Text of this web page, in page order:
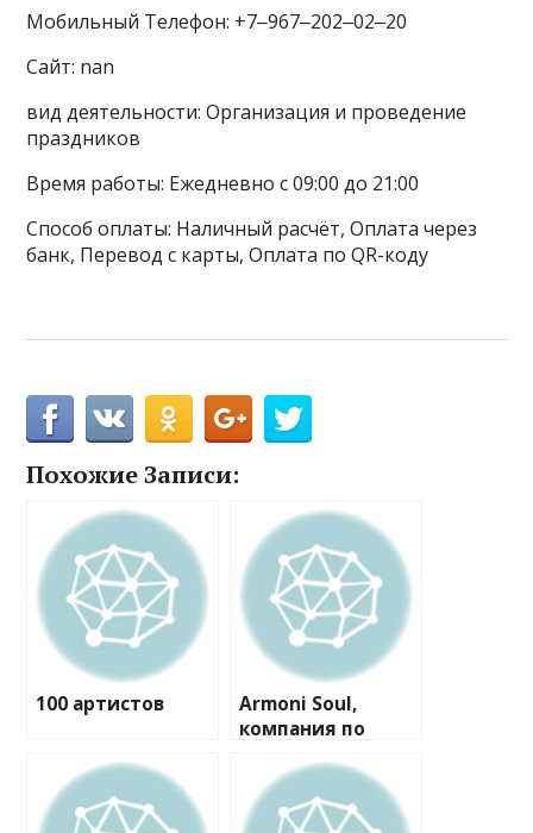
Мобильный Телефон: +7‒967‒202‒02‒20
Сайт: nan
вид деятельности: Организация и проведение
праздников
Время работы: Ежедневно с 09:00 до 21:00
Способ оплаты: Наличный расчёт, Оплата через
банк, Перевод с карты, Оплата по QR-коду
Похожие Записи:
100 артистов
Armoni Soul,
компания по
мероприятий